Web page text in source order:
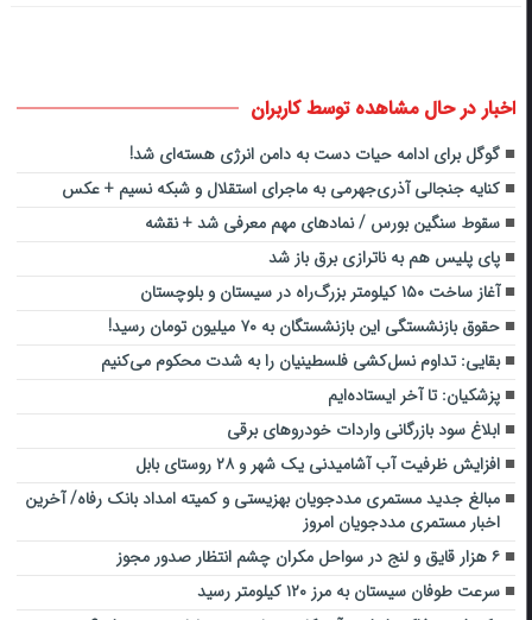
اخبار در حال مشاهده توسط کاربران
گوگل برای ادامه حیات دست به دامن انرژی هسته‌ای شد!
کنایه جنجالی آذری‌جهرمی به ماجرای استقلال و شبکه نسیم + عکس
سقوط سنگین بورس / نمادهای مهم معرفی شد + نقشه
پای پلیس هم به ناترازی برق باز شد
آغاز ساخت ۱۵۰ کیلومتر بزرگ‌راه در سیستان و بلوچستان
حقوق بازنشستگی این بازنشستگان به ۷۰ میلیون تومان رسید!
بقایی: تداوم نسل‌کشی فلسطینیان را به شدت محکوم می‌کنیم
پزشکیان: تا آخر ایستاده‌ایم
ابلاغ سود بازرگانی واردات خودروهای برقی
افزایش ظرفیت آب آشامیدنی یک شهر و ۲۸ روستای بابل
مبالغ جدید مستمری مددجویان بهزیستی و کمیته امداد بانک رفاه/ آخرین
اخبار مستمری مددجویان امروز
۶ هزار قایق و لنج در سواحل مکران چشم انتظار صدور مجوز
سرعت طوفان سیستان به مرز ۱۲۰ کیلومتر رسید